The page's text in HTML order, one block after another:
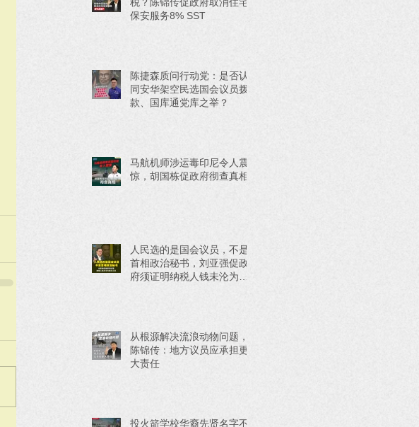
保安服务8% SST
陈捷森质问行动党：是否认
同安华架空民选国会议员拨
款、国库通党库之举？
马航机师涉运毒印尼令人震
惊，胡国栋促政府彻查真相
人民选的是国会议员，不是
首相政治秘书，刘亚强促政
府须证明纳税人钱未沦为政
从根源解决流浪动物问题，
陈锦传：地方议员应承担更
大责任
投火箭学校华裔先贤名字不